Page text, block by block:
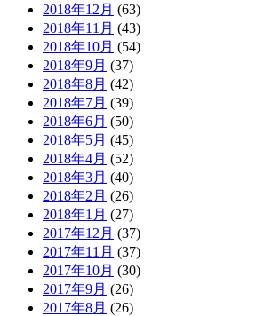
2018年12月 (63)
2018年11月 (43)
2018年10月 (54)
2018年9月 (37)
2018年8月 (42)
2018年7月 (39)
2018年6月 (50)
2018年5月 (45)
2018年4月 (52)
2018年3月 (40)
2018年2月 (26)
2018年1月 (27)
2017年12月 (37)
2017年11月 (37)
2017年10月 (30)
2017年9月 (26)
2017年8月 (26)